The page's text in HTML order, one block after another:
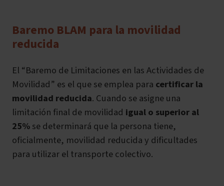
Baremo BLAM para la movilidad
reducida
El “Baremo de Limitaciones en las Actividades de
Movilidad” es el que se emplea para certificar la
movilidad reducida. Cuando se asigne una
limitación final de movilidad igual o superior al
25%se determinará que la persona tiene,
oficialmente, movilidad reducida y dificultades
para utilizar el transporte colectivo.